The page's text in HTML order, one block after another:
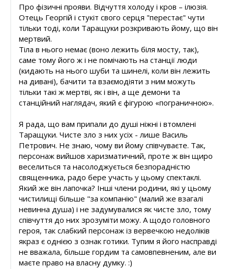
Про фізичні прояви. Відчуття холоду і кров – ілюзія.
Отець Георгій і стукіт свого серця "перестає" чути
тільки тоді, коли Таращуки розкривають йому, що він
мертвий.
Тіла в нього немає (воно лежить біля мосту, так),
саме тому його ж і не помічають на станції люди
(кидають на нього шуби та шинелі, коли він лежить
на дивані), бачити та взаємодіяти з ним можуть
тільки такі ж мертві, як і він, а ще демони та
станційний наглядач, який є фігурою «пограничною».
Я рада, що вам припали до душі ніжні і втомлені
Таращуки. Чисте зло з них усіх - лише Василь
Петрович. Не знаю, чому ви йому співчуваєте. Так,
персонаж вийшов харизматичний, проте ж він щиро
веселиться та насолоджується безпорадністю
священника, радо бере участь у цьому спектаклі.
Який же він лапочка? Інші члени родини, які у цьому
чистилищі більше "за компанію" (малий же взагалі
невинна душа) і не задумувалися як чисте зло, тому
співчуття до них зрозуміти можу. А щодо головного
героя, так слабкий персонаж із вервечкою недоліків
якраз є однією з ознак готики. Тупим я його насправді
не вважала, більше гордим та самовпевненим, але ви
маєте право на власну думку. :)